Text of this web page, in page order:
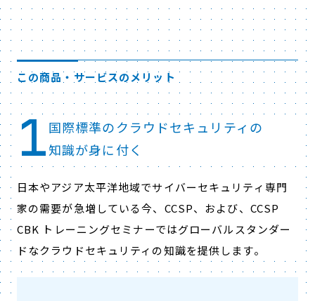
この商品・サービスのメリット
1国際標準のクラウドセキュリティの
知識が身に付く
日本やアジア太平洋地域でサイバーセキュリティ専門
家の需要が急増している今、CCSP、および、CCSP
CBK トレーニングセミナーではグローバルスタンダー
ドなクラウドセキュリティの知識を提供します。